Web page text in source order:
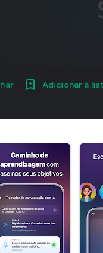
Adicionar à